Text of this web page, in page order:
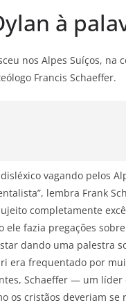
à
nos Alpes Suíços,
Francis Schaeffer.
vagando pelos
lembra Frank
completamente
ele fazia pregações
dando uma palestra
era frequentado por
Schaeffer — um
os cristãos deveriam